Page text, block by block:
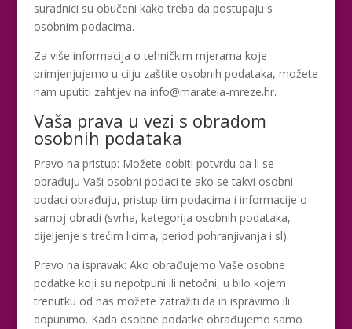
suradnici su obučeni kako treba da postupaju s
osobnim podacima.
Za više informacija o tehničkim mjerama koje
primjenjujemo u cilju zaštite osobnih podataka, možete
nam uputiti zahtjev na info@maratela-mreze.hr.
Vaša prava u vezi s obradom
osobnih podataka
Pravo na pristup: Možete dobiti potvrdu da li se
obrađuju Vaši osobni podaci te ako se takvi osobni
podaci obrađuju, pristup tim podacima i informacije o
samoj obradi (svrha, kategorija osobnih podataka,
dijeljenje s trećim licima, period pohranjivanja i sl).
Pravo na ispravak: Ako obrađujemo Vaše osobne
podatke koji su nepotpuni ili netočni, u bilo kojem
trenutku od nas možete zatražiti da ih ispravimo ili
dopunimo. Kada osobne podatke obrađujemo samo